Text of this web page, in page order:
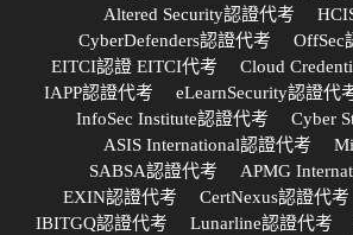
Altered Security認證代考
CyberDefenders認證代考
OffSec
EITCI認證 EITCI代考
Cloud
IAPP認證代考
eLearnSecurity認證代
InfoSec Institute認證代考
Cyber
ASIS International認證代考
SABSA認證代考
APMG
EXIN認證代考
CertNexus認證代考
IBITGQ認證代考
Lunarline認證代考